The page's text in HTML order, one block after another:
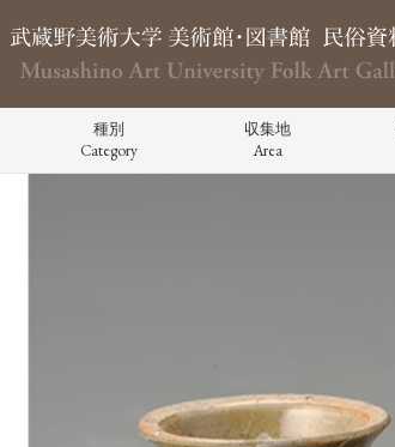
種別
Category
収集地
Area